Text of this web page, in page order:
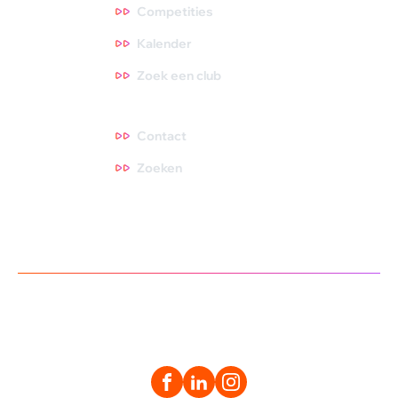
Competities
Kalender
Zoek een club
Contact
Zoeken